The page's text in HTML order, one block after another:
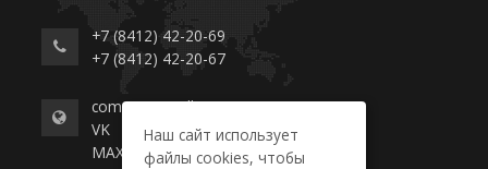
+7 (8412) 42-20-69
+7 (8412) 42-20-67
commerce-college.ru
VK
MAX
Наш сайт использует
файлы cookies, чтобы